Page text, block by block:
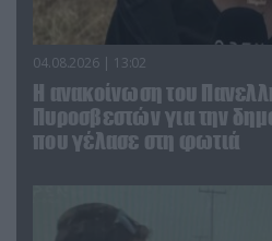
04.08.2026 | 13:02
Η ανακοίνωση του
Πυροσβεστών για την
που γέλασε στη φωτιά